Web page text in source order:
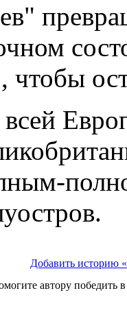
чтобы
всей
Добавить историю
автору победить